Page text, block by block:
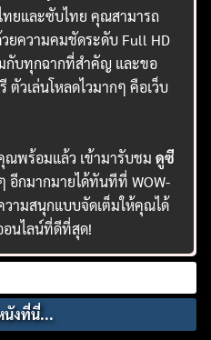
ยและซับไทย คุณสามารถ
ยความคมชัดระดับ Full HD
กับทุกฉากที่สำคัญ และขอ
ตัวเล่นโหลดไวมากๆ คือเว็บ
ณพร้อมแล้ว เข้ามารับชมดูซี
อีกมากมายได้ทันทีที่ WOW-
วามสนุกแบบจัดเต็มให้คุณได้
นไลน์ที่ดีที่สุด!